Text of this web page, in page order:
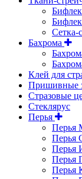
Сетка-
Бахрома
Клей для
Пришивные
Cтразовые
Стеклярус
Перья
Перья
Перья
Перья
Перья
Перья